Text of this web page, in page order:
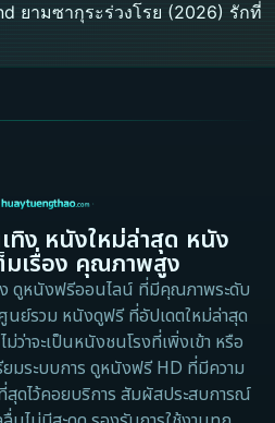
ยามซากุระร่วงโรย (2026) รักที่
ทิง หนังใหม่ล่าสุด หนัง
มเรื่อง คุณภาพสูง
ดูหนังฟรีออนไลน์ ที่มีคุณภาพระดับ
นย์รวม หนังดูฟรี ที่อัปเดตใหม่ล่าสุด
าจะเป็นหนังชนโรงที่เพิ่งเข้า หรือ
ยมระบบการ ดูหนังฟรี HD ที่มีความ
สุดไว้คอยบริการ สัมผัสประสบการณ์